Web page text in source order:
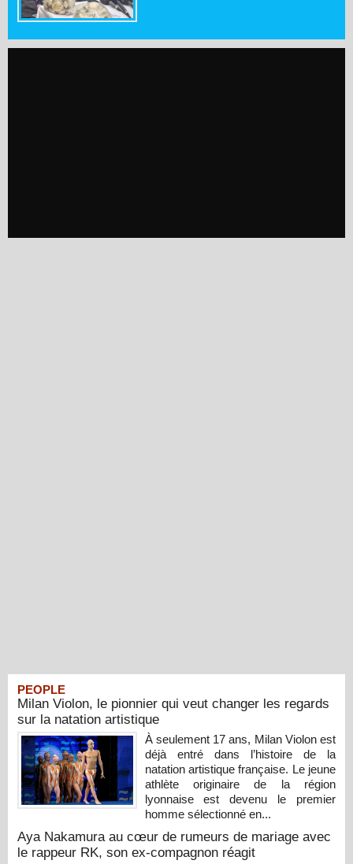
PEOPLE
Milan Violon, le pionnier qui veut changer les regards
sur la natation artistique
À seulement 17 ans, Milan Violon est
déjà entré dans l’histoire de la
natation artistique française. Le jeune
athlète originaire de la région
lyonnaise est devenu le premier
homme sélectionné en...
Aya Nakamura au cœur de rumeurs de mariage avec
le rappeur RK, son ex-compagnon réagit